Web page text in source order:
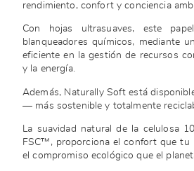
rendimiento, confort y conciencia
Con hojas ultrasuaves, este
blanqueadores químicos, mediante
eficiente en la gestión de recursos
y la energía.
Además, Naturally Soft está
— más sostenible y totalmente
La suavidad natural de la celulosa
FSC™, proporciona el confort que tu
el compromiso ecológico que el